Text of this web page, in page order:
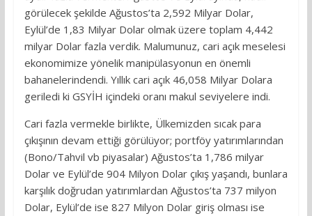
görülecek şekilde Ağustos’ta 2,592 Milyar Dolar,
Eylül’de 1,83 Milyar Dolar olmak üzere toplam 4,442
milyar Dolar fazla verdik. Malumunuz, cari açık meselesi
ekonomimize yönelik manipülasyonun en önemli
bahanelerindendi. Yıllık cari açık 46,058 Milyar Dolara
geriledi ki GSYİH içindeki oranı makul seviyelere indi.
Cari fazla vermekle birlikte, Ülkemizden sıcak para
çıkışının devam ettiği görülüyor; portföy yatırımlarından
(Bono/Tahvil vb piyasalar) Ağustos’ta 1,786 milyar
Dolar ve Eylül’de 904 Milyon Dolar çıkış yaşandı, bunlara
karşılık doğrudan yatırımlardan Ağustos’ta 737 milyon
Dolar, Eylül’de ise 827 Milyon Dolar giriş olması ise